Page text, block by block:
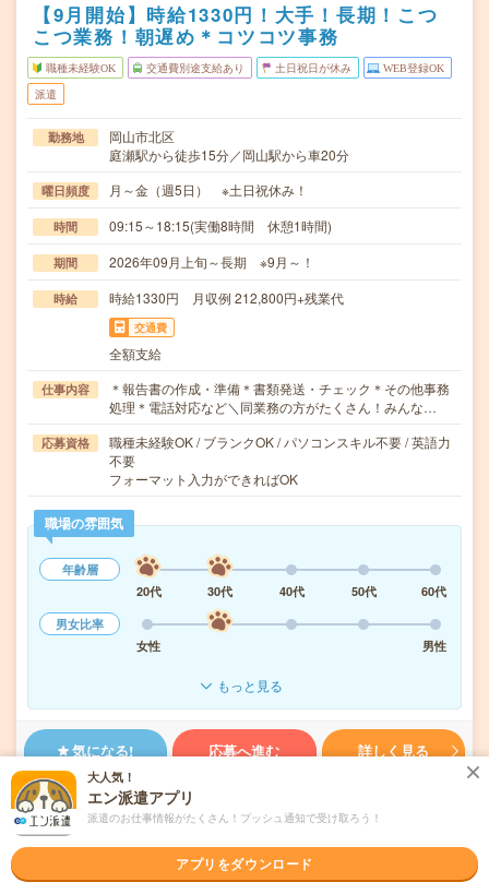
【9月開始】時給1330円！大手！長期！こつ
こつ業務！朝遅め＊コツコツ事務
職種未経験OK 交通費別途支給あり 土日祝日が休み WEB登録OK
派遣
勤務地
岡山市北区
庭瀬駅から徒歩15分／岡山駅から車20分
曜日頻度 月～金（週5日） ※土日祝休み！
時間 09:15～18:15(実働8時間 休憩1時間)
期間 2026年09月上旬～長期 ※9月～！
時給 時給1330円 月収例 212,800円+残業代
交通費
全額支給
仕事内容
＊報告書の作成・準備＊書類発送・チェック＊その他事務
処理＊電話対応など＼同業務の方がたくさん！みんな…
応募資格
職種未経験OK / ブランクOK / パソコンスキル不要 / 英語力
不要
フォーマット入力ができればOK
職場の雰囲気
年齢層
20代
30代 40代 50代
60代
男女比率
女性
男性
もっと見る
気になる! 応募へ進む 詳しく見る
派遣会社
未読
大人気！
エン派遣アプリ
派遣のお仕事情報がたくさん！プッシュ通知で受け取ろう！
アプリをダウンロード